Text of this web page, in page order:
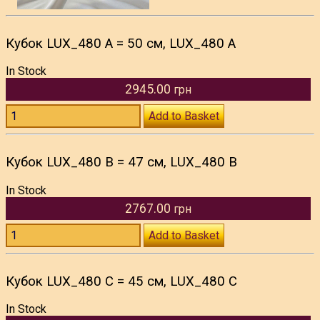
Кубок LUX_480 A = 50 см, LUX_480 A
In Stock
2945.00 грн
Add to Basket
Кубок LUX_480 B = 47 см, LUX_480 B
In Stock
2767.00 грн
Add to Basket
Кубок LUX_480 C = 45 см, LUX_480 C
In Stock